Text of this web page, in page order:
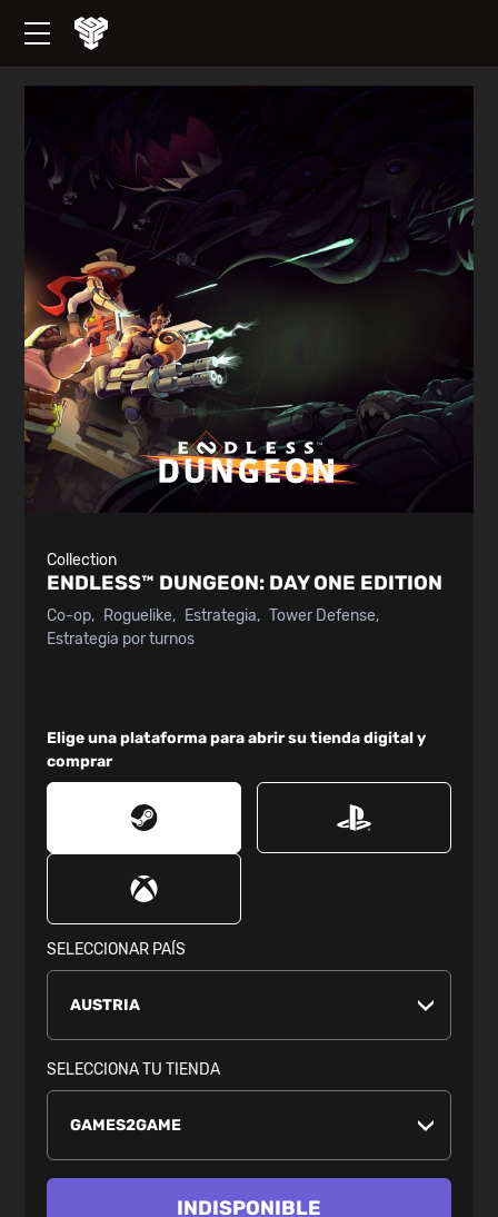
Collection
ENDLESS™ DUNGEON: DAY ONE EDITION
Co-op Roguelike Estrategia
Tower Defense
Estrategia por turnos
Elige una plataforma para abrir su tienda digital y
comprar
SELECCIONAR PAÍS
SELECCIONA TU TIENDA
INDISPONIBLE